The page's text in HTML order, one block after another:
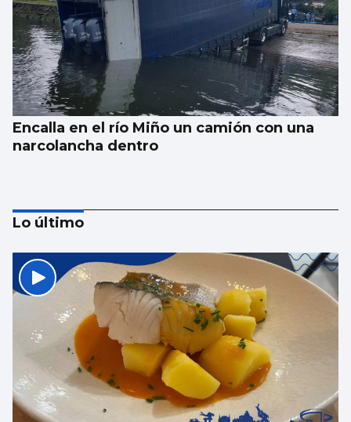
Encalla en el río Miño un camión con una
narcolancha dentro
Trump tacha de hipócrita a Irán por negar
negociaciones
Lo último